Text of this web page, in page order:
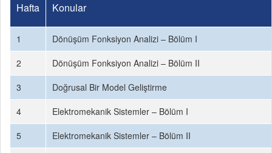
Hafta Konular
1
Dönüşüm Fonksiyon Analizi – Bölüm I
2
Dönüşüm Fonksiyon Analizi – Bölüm II
3
Doğrusal Bir Model Geliştirme
4
Elektromekanik Sistemler – Bölüm I
5
Elektromekanik Sistemler – Bölüm II